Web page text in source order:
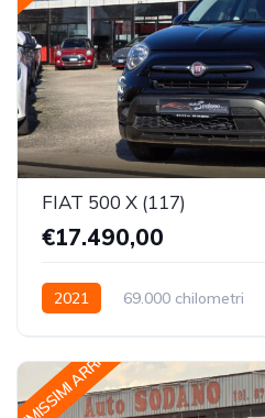
FIAT 500 X (117)
€17.490,00
2021 69.000 chilometri
ARRIVI